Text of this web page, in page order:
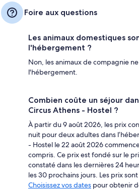
Foire aux questions
Les animaux domestiques
l'hébergement ?
Non, les animaux de compagnie
l'hébergement.
Combien coûte un séjour
Circus Athens - Hostel ?
À partir du 9 août 2026, les prix
nuit pour deux adultes dans
- Hostel le 22 août 2026
compris. Ce prix est fondé sur le
constaté dans les dernières 24
les 30 prochains jours. Les prix
Choisissez vos dates pour obtenir